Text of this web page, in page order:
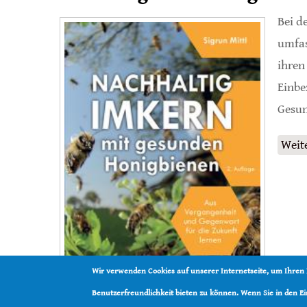
Bei
ihren
Wir verwenden Cookies auf unserer Internetseite, um
Benutzerfreundlichkeit bieten zu können. Wenn Sie in den